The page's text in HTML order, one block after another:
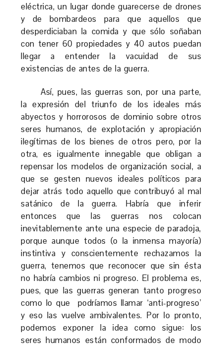
eléctrica, un lugar donde guarecerse de drones
y de bombardeos para que aquellos que
desperdiciaban la comida y que sólo soñaban
con tener 60 propiedades y 40 autos puedan
llegar a entender la vacuidad de sus
existencias de antes de la guerra.
Así, pues, las guerras son, por una parte,
la expresión del triunfo de los ideales más
abyectos y horrorosos de dominio sobre otros
seres humanos, de explotación y apropiación
ilegítimas de los bienes de otros pero, por la
otra, es igualmente innegable que obligan a
repensar los modelos de organización social, a
que se gesten nuevos ideales políticos para
dejar atrás todo aquello que contribuyó al mal
satánico de la guerra. Habría que inferir
entonces que las guerras nos colocan
inevitablemente ante una especie de paradoja,
porque aunque todos (o la inmensa mayoría)
instintiva y conscientemente rechazamos la
guerra, tenemos que reconocer que sin ésta
no habría cambios ni progreso. El problema es,
pues, que las guerras generan tanto progreso
como lo que podríamos llamar ‘anti-progreso’
y eso las vuelve ambivalentes. Por lo pronto,
podemos exponer la idea como sigue: los
seres humanos están conformados de modo